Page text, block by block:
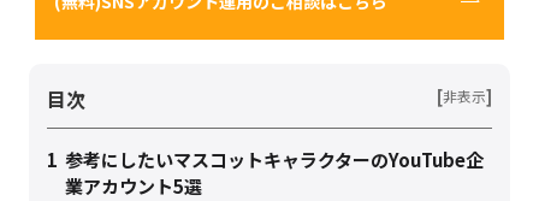
目次 [非表示]
1 参考にしたいマスコットキャラクターのYouTube企
業アカウント5選